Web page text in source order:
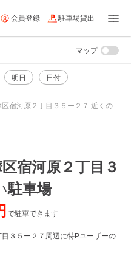
会員登録 駐車場貸出
明日 日付
マップ
宿河原２丁目３５ー２７ 近くの
宿河原２丁目３
駐車場
で駐車できます
３５ー２７周辺に特Pユーザーの